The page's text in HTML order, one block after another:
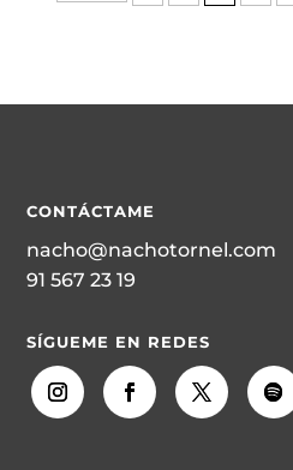
CONTÁCTAME
nacho@nachotornel.com
91 567 23 19
SÍGUEME EN REDES